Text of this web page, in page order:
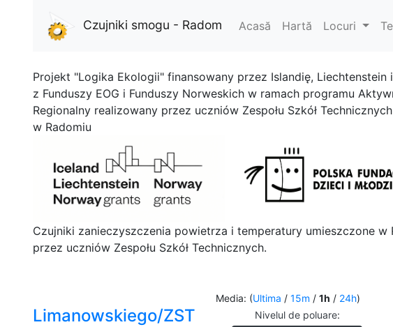
Czujniki smogu - Radom Acasă Hartă Locuri
Projekt "Logika Ekologii" finansowany przez Islandię, Liechtenstein
z Funduszy EOG i Funduszy Norweskich w ramach programu
Regionalny realizowany przez uczniów Zespołu Szkół Technicznych
w Radomiu
Czujniki zanieczyszczenia powietrza i temperatury umieszczone w
przez uczniów Zespołu Szkół Technicznych.
Media: (Ultima / 15m / 1h / 24h)
Limanowskiego/ZST Nivelul de poluare: